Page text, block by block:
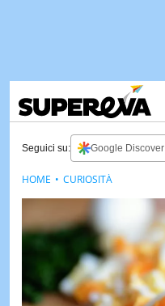
Seguici su: Google Discover
HOME CURIOSITÀ